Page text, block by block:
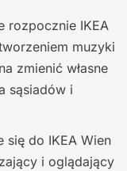
rozpocznie IKEA
muzyki
zmienić własne
sąsiadów i
się do IKEA Wien
i oglądający